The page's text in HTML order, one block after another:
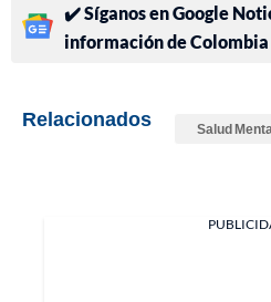
✔️ Síganos en Google
información de Colombia
Relacionados Salud